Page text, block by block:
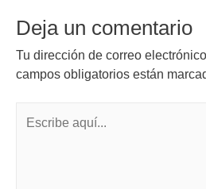
Deja un comentario
Tu dirección de correo
campos obligatorios están